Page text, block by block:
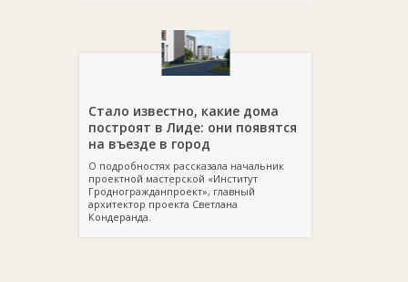
Стало известно, какие дома
построят в Лиде: они появятся
на въезде в город
О подробностях рассказала начальник
проектной мастерской «Институт
Гродногражданпроект», главный
архитектор проекта Светлана
Кондеранда.